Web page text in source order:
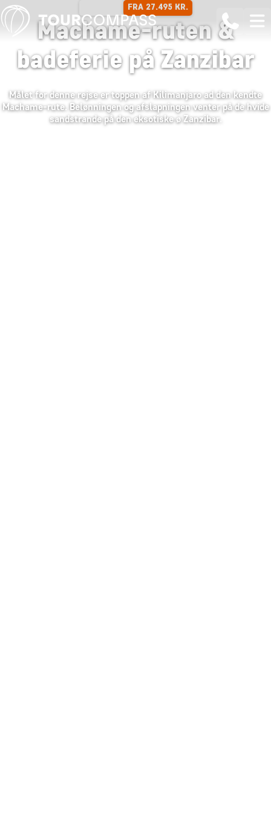
FRA 27.495 KR.
Machame-ruten &
badeferie på Zanzibar
Målet for denne rejse er toppen af Kilimanjaro ad den kendte
Machame-rute. Belønningen og afslapningen venter på de hvide
sandstrande på den eksotiske ø Zanzibar.